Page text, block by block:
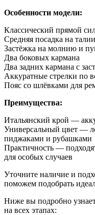
Особенности модели:
Классический прямой
Средняя посадка на талии
Застёжка на молнию и
Два боковых кармана
Два задних кармана с
Аккуратные стрелки по
Пояс со шлёвками для
Преимущества:
Итальянский крой —
Универсальный цвет —
пиджаками и рубашками
Практичность —
для особых случаев
Уточните наличие и
поможем подобрать
Ниже вы подробно
на всех этапах: